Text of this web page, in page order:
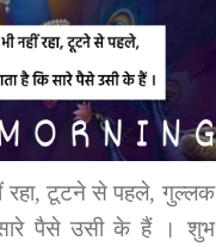
रहा, टूटने से पहले, गुल्लक
पैसे उसी के हैं । शुभ